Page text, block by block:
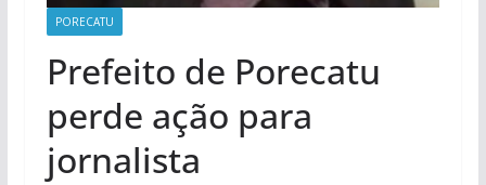
PORECATU
Prefeito de Porecatu
perde ação para
jornalista